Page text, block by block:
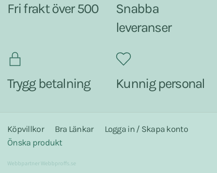
Fri frakt över 500
Snabba
leveranser
Trygg betalning Kunnig personal
Köpvillkor Bra Länkar
Logga in / Skapa konto
Önska produkt
WebbpartnerWebbproffs.se